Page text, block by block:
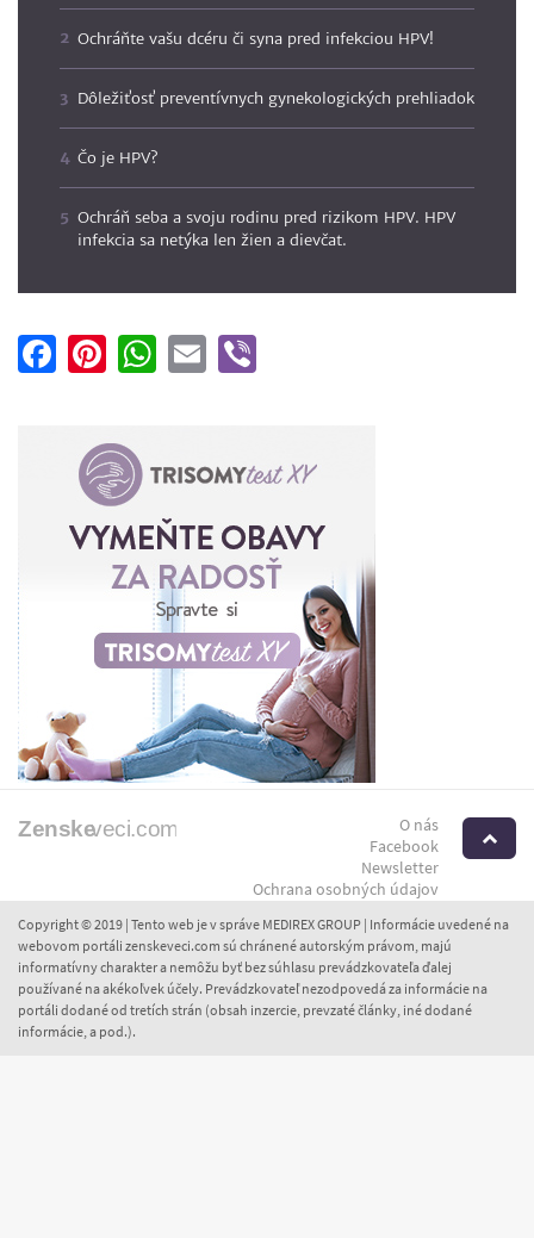
Ochráňte vašu dcéru či syna pred infekciou HPV!
Dôležiťosť preventívnych gynekologických prehliadok
Čo je HPV?
Ochráň seba a svoju rodinu pred rizikom HPV. HPV
infekcia sa netýka len žien a dievčat.
Facebook
Pinterest
WhatsApp
Email
O nás
Facebook
Newsletter
Ochrana osobných údajov
Copyright © 2019 | Tento web je v správe MEDIREX GROUP | Informácie uvedené na
webovom portáli zenskeveci.com sú chránené autorským právom, majú
informatívny charakter a nemôžu byť bez súhlasu prevádzkovateľa ďalej
používané na akékoľvek účely. Prevádzkovateľ nezodpovedá za informácie na
portáli dodané od tretích strán (obsah inzercie, prevzaté články, iné dodané
informácie, a pod.).